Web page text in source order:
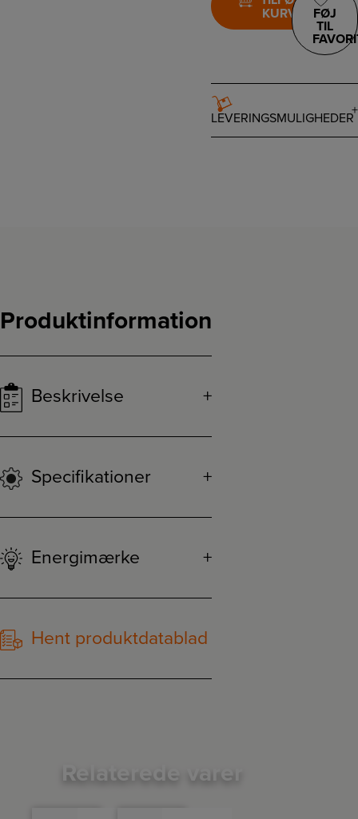
KURV
FØJ
TIL
LEVERINGSMULIGHEDER
Produktinformation
Beskrivelse
Specifikationer
Energimærke
Hent produktdatablad
Relaterede varer